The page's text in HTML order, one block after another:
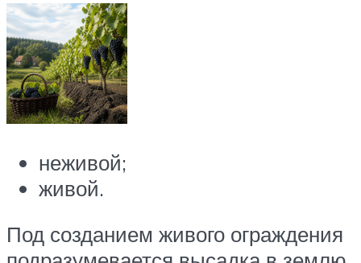
неживой;
живой.
Под созданием живого ограждения